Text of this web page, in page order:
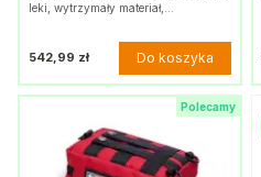
leki, wytrzymały materiał,…
542,99 zł Do koszyka
Polecamy